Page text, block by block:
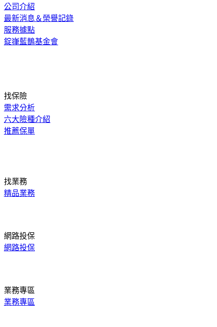
公司介紹
最新消息＆榮譽記錄
服務據點
錠嵂藍鵲基金會
找保險
需求分析
六大險種介紹
推薦保單
找業務
精品業務
網路投保
網路投保
業務專區
業務專區